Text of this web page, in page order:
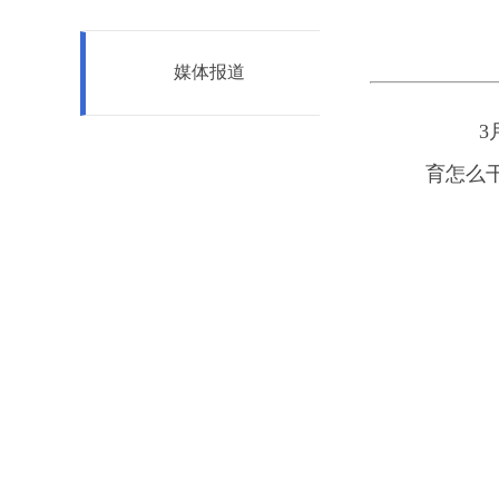
媒体报道
3
育怎么